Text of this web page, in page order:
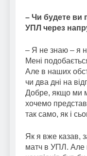
– Чи будете ви
УПЛ через
– Я не знаю – я
Мені
Але в наших
чи два дні на
Добре, якщо ми
хочемо
так само, як і
Як я вже казав,
матч в УПЛ. Але